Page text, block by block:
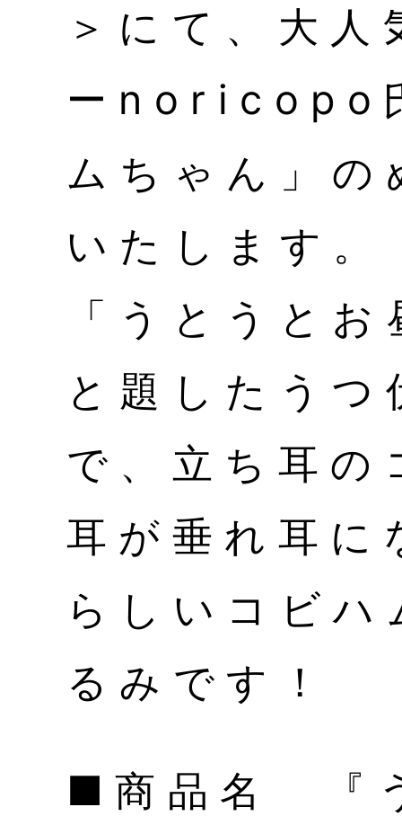
＞にて、大
ーnoricopo
ムちゃん」
いたします。
「うとうと
と題したう
で、立ち耳
耳が垂れ耳に
らしいコビ
るみです！
■商品名 『